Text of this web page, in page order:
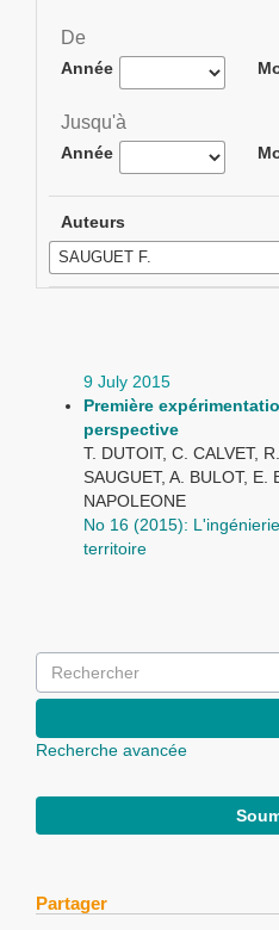
De
Année
Jusqu'à
Année
Auteurs
9 July 2015
Première
perspective
T. DUTOIT, C. CALVET,
SAUGUET, A. BULOT, E.
NAPOLEONE
No 16 (2015):
territoire
Recherche avancée
Partager